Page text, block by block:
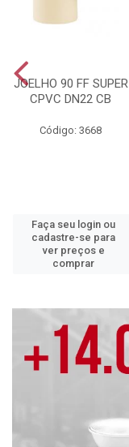
JOELHO 90 FF SUPER
CPVC DN22 CB
Código: 3668
Faça seu login ou
cadastre-se para
ver preços e
comprar